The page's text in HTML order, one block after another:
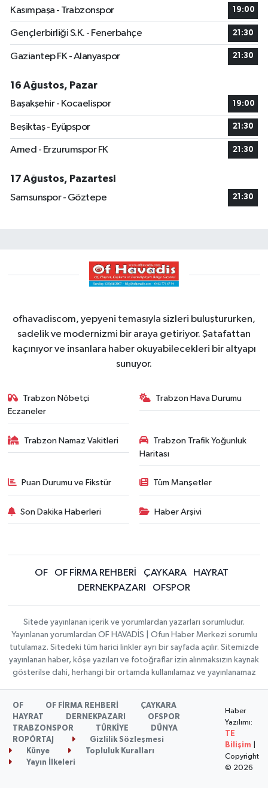
Kasımpaşa - Trabzonspor 19:00
Gençlerbirliği S.K. - Fenerbahçe 21:30
Gaziantep FK - Alanyaspor 21:30
16 Ağustos, Pazar
Başakşehir - Kocaelispor
19:00
Beşiktaş - Eyüpspor 21:30
Amed - Erzurumspor FK 21:30
17 Ağustos, Pazartesi
Samsunspor - Göztepe
21:30
ofhavadiscom, yepyeni temasıyla sizleri buluştururken,
sadelik ve modernizmi bir araya getiriyor. Şatafattan
kaçınıyor ve insanlara haber okuyabilecekleri bir altyapı
sunuyor.
Trabzon Nöbetçi
Eczaneler
Trabzon Hava Durumu
Trabzon Namaz Vakitleri
Trabzon Trafik Yoğunluk
Haritası
Puan Durumu ve Fikstür Tüm Manşetler
Son Dakika Haberleri Haber Arşivi
OF OF FİRMA REHBERİ ÇAYKARA
HAYRAT
DERNEKPAZARI
OFSPOR
Sitede yayınlanan içerik ve yorumlardan yazarları sorumludur.
Yayınlanan yorumlardan OF HAVADİS | Ofun Haber Merkezi sorumlu
tutulamaz. Sitedeki tüm harici linkler ayrı bir sayfada açılır. Sitemizde
yayınlanan haber, köşe yazıları ve fotoğraflar izin alınmaksızın kaynak
gösterilse dahi, herhangi bir ortamda kullanılamaz ve yayınlanamaz
OF OF FİRMA REHBERİ
ÇAYKARA
HAYRAT
DERNEKPAZARI
OFSPOR
TRABZONSPOR
TÜRKİYE
DÜNYA
ROPÖRTAJ
Gizlilik Sözleşmesi
Künye
Topluluk Kuralları
Yayın İlkeleri
Haber
Yazılımı:
TE
Bilişim
Copyright
© 2026